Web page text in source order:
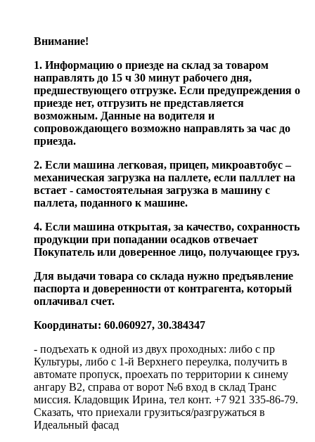
Внимание!
1. Информацию о приезде на склад за товаром
направлять до 15 ч 30 минут рабочего дня,
предшествующего отгрузке. Если предупреждения о
приезде нет, отгрузить не представляется
возможным. Данные на водителя и
сопровождающего возможно направлять за час до
приезда.
2. Если машина легковая, прицеп, микроавтобус –
механическая загрузка на паллете, если палллет на
встает - самостоятельная загрузка в машину с
паллета, поданного к машине.
4. Если машина открытая, за качество, сохранность
продукции при попадании осадков отвечает
Покупатель или доверенное лицо, получающее груз.
Для выдачи товара со склада нужно предъявление
паспорта и доверенности от контрагента, который
оплачивал счет.
Координаты: 60.060927, 30.384347
- подъехать к одной из двух проходных: либо с пр
Культуры, либо с 1-й Верхнего переулка, получить в
автомате пропуск, проехать по территории к синему
ангару В2, справа от ворот №6 вход в склад Транс
миссия. Кладовщик Ирина, тел конт. +7 921 335-86-79.
Сказать, что приехали грузиться/разгружаться в
Идеальный фасад